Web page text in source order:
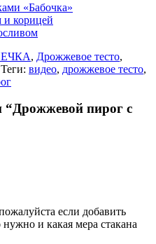
«Бабочка»
и корицей
, Дрожжевое тесто,
Теги: видео, дрожжевое тесто,
“Дрожжевой пирог с
если добавить
и какая мера стакана